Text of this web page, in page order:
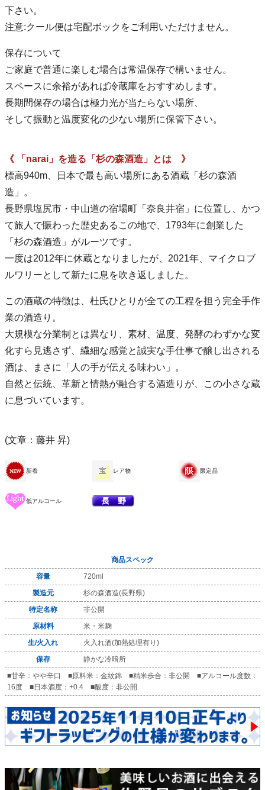
下さい。
注意:クール便は宅配ボックをご利用いただけません。
保存について
ご家庭で普通に楽しむ場合は常温保存で構いません。
スペースに余裕があれば冷蔵庫をおすすめします。
長期間保存の場合は極力光が当たらない場所、
そして振動と温度変化の少ない場所に保管下さい。
《 「narai」を造る「杉の森酒造」とは 》
標高940m、日本で最も高い場所にある酒蔵「杉の森酒
造」。
長野県塩尻市・中山道の宿場町「奈良井宿」に位置し、かつ
て旅人で賑わった歴史あるこの地で、1793年に創業した
「杉の森酒造」がルーツです。
一度は2012年に休蔵となりましたが、2021年、マイクロブ
ルワリーとして新たに息を吹き返しました。
この酒蔵の特徴は、杜氏ひとりが全ての工程を担う完全手作
業の酒造り。
大規模な分業制とは異なり、素材、温度、発酵のわずかな変
化すら見逃さず、繊細な感覚と誠実な手仕事で醸し出される
酒は、まさに「人の手が伝える味わい」。
自然と伝統、革新と情熱が融合する酒造りが、この小さな蔵
に息づいています。
(文章：藤井 昇)
新着 レア物 限定品
低アルコール
商品スペック
容量
720ml
製造元
杉の森酒造(長野県)
特定名称
非公開
原材料
米・米麹
生/火入れ
火入れ酒(加熱処理有り)
保存
静かな冷暗所
■甘辛：やや辛口 ■原料米：金紋錦 ■精米歩合：非公開 ■アルコール度数：
16度 ■日本酒度：+0.4 ■酸度：非公開